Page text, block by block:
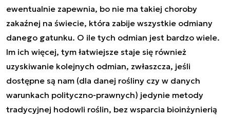
ewentualnie zapewnia, bo nie ma takiej choroby
zakaźnej na świecie, która zabije wszystkie odmiany
danego gatunku. O ile tych odmian jest bardzo wiele.
Im ich więcej, tym łatwiejsze staje się również
uzyskiwanie kolejnych odmian, zwłaszcza, jeśli
dostępne są nam (dla danej rośliny czy w danych
warunkach polityczno-prawnych) jedynie metody
tradycyjnej hodowli roślin, bez wsparcia bioinżynierią